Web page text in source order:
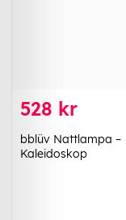
528 kr
bblüv Nattlampa –
Kaleidoskop